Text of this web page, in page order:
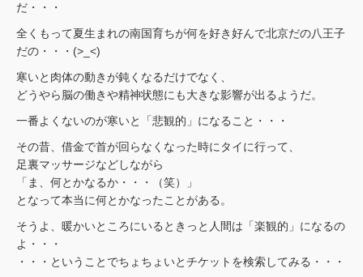
だ・・・
全くもって夏生まれの南国育ちが何を好き好んで北京だの八王子
だの・・・(>_<)
寒いと肉体の動きが鈍くなるだけでなく、
どうやら脳の働きや精神状態にも大きな影響が出るようだ。
一番よくないのが寒いと「悲観的」になること・・・
その昔、借金で首が回らなくなった時にタイに行って、
足裏マッサージなどしながら
「ま、何とかなるか・・・（笑）」
となって本当に何とかなったことがある。
そうよ、暖かいところにいるときっと人間は「楽観的」になるの
よ・・・
・・・ということでちょちょいとチケットを検索してみる・・・